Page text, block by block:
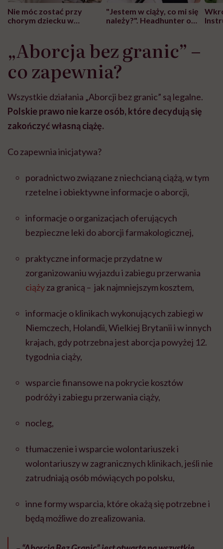
Nie móc zostać przy
chorym dziecku w
może chyba tylko
głupota i brak
"Jestem w ciąży, co mi się
należy?". Headhunter o
pracy
„Aborcja bez granic” –
co zapewnia?
Wszystkie działania „Aborcji bez granic” są legalne.
Polskie prawo nie karze osób, które decydują się
zakończyć własną ciążę.
Co zapewnia inicjatywa?
poradnictwo związane z niechcianą ciążą, w tym
rzetelne i obiektywne informacje o aborcji,
informacje o organizacjach oferujących
bezpieczne leki do aborcji farmakologicznej,
praktyczne informacje przydatne w
zorganizowaniu wyjazdu i zabiegu przerwania
ciążyza granicą – jak najmniejszym kosztem,
informacje o klinikach wykonujących zabiegi w
Niemczech, Holandii, Wielkiej Brytanii i w innych
krajach, gdy potrzebna jest aborcja powyżej 12.
tygodnia ciąży,
wsparcie finansowe na pokrycie kosztów
podróży i zabiegu przerwania ciąży,
nocleg,
tłumaczenie i wsparcie wolontariuszek i
wolontariuszy w zagranicznych klinikach, jeśli nie
zatrudniają osób mówiących po polsku,
inne formy wsparcia, które okażą się potrzebne i
będą możliwe do zrealizowania.